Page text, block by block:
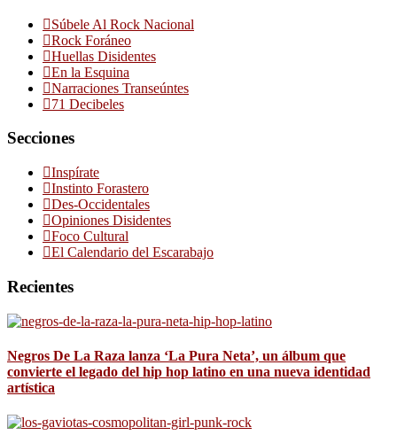
Súbele Al Rock Nacional
Rock Foráneo
Huellas Disidentes
En la Esquina
Narraciones Transeúntes
71 Decibeles
Secciones
Inspírate
Instinto Forastero
Des-Occidentales
Opiniones Disidentes
Foco Cultural
El Calendario del Escarabajo
Recientes
Negros De La Raza lanza ‘La Pura Neta’, un álbum que
convierte el legado del hip hop latino en una nueva identidad
artística